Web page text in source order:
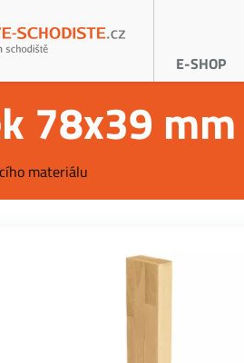
E-SHOP
78x39 mm
materiálu